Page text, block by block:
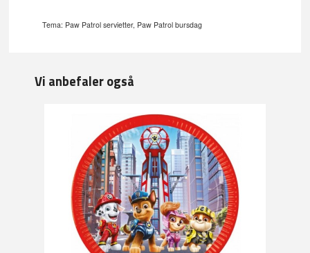
Tema: Paw Patrol servietter, Paw Patrol bursdag
Vi anbefaler også